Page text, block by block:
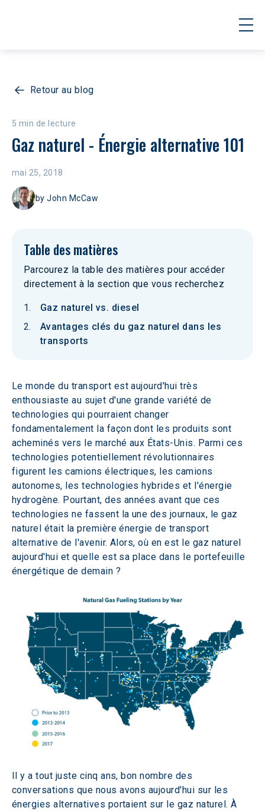
Retour au blog
5 min de lecture
Gaz naturel - Énergie alternative 101
mai 25, 2018
byJohn McCaw
Table des matières
Parcourez la table des matières pour accéder
directement à la section que vous recherchez
Gaz naturel vs. diesel
Avantages clés du gaz naturel dans les
transports
Le monde du transport est aujourd'hui très
enthousiaste au sujet d'une grande variété de
technologies qui pourraient changer
fondamentalement la façon dont les produits sont
acheminés vers le marché aux États-Unis. Parmi ces
technologies potentiellement révolutionnaires
figurent les camions électriques, les camions
autonomes, les technologies hybrides et l'énergie
hydrogène. Pourtant, des années avant que ces
technologies ne fassent la une des journaux, le gaz
naturel était la première énergie de transport
alternative de l'avenir. Alors, où en est le gaz naturel
aujourd'hui et quelle est sa place dans le portefeuille
énergétique de demain ?
Il y a tout juste cinq ans, bon nombre des
conversations que nous avons aujourd'hui sur les
énergies alternatives portaient sur le gaz naturel. À